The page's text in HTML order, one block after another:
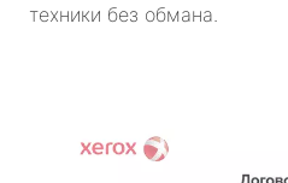
техники без обмана.